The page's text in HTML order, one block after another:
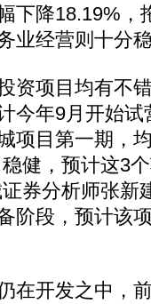
下降18.19%，
业经营则十分
项目均有不
今年9月开始
项目第一期，
健，预计这3
券分析师张新
阶段，预计该
开发之中，